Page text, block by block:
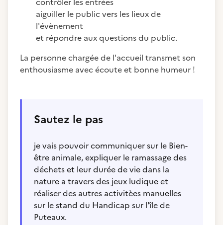
aiguiller le public vers les lieux de
l'évènement
et répondre aux questions du public.
La personne chargée de l'accueil transmet son
enthousiasme avec écoute et bonne humeur !
Sautez le pas
je vais pouvoir communiquer sur le Bien-
être animale, expliquer le ramassage des
déchets et leur durée de vie dans la
nature a travers des jeux ludique et
réaliser des autres activitèes manuelles
sur le stand du Handicap sur l'île de
Puteaux.